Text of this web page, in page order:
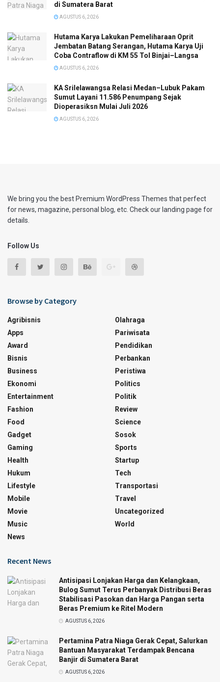
di Sumatera Barat
AGUSTUS 6, 2026
Hutama Karya Lakukan Pemeliharaan Oprit
Jembatan Batang Serangan, Hutama Karya Uji
Coba Contraflow di KM 55 Tol Binjai–Langsa
AGUSTUS 6, 2026
KA Srilelawangsa Relasi Medan–Lubuk Pakam
Sumut Layani 11.586 Penumpang Sejak
Dioperasiksn Mulai Juli 2026
AGUSTUS 6, 2026
We bring you the best Premium WordPress Themes that perfect
for news, magazine, personal blog, etc. Check our landing page for
details.
Follow Us
Browse by Category
Agribisnis
Apps
Award
Bisnis
Business
Ekonomi
Entertainment
Fashion
Food
Gadget
Gaming
Health
Hukum
Lifestyle
Mobile
Movie
Music
News
Olahraga
Pariwisata
Pendidikan
Perbankan
Peristiwa
Politics
Politik
Review
Science
Sosok
Sports
Startup
Tech
Transportasi
Travel
Uncategorized
World
Recent News
Antisipasi Lonjakan Harga dan Kelangkaan,
Bulog Sumut Terus Perbanyak Distribusi Beras
Stabilisasi Pasokan dan Harga Pangan serta
Beras Premium ke Ritel Modern
AGUSTUS 6, 2026
Pertamina Patra Niaga Gerak Cepat, Salurkan
Bantuan Masyarakat Terdampak Bencana
Banjir di Sumatera Barat
AGUSTUS 6, 2026